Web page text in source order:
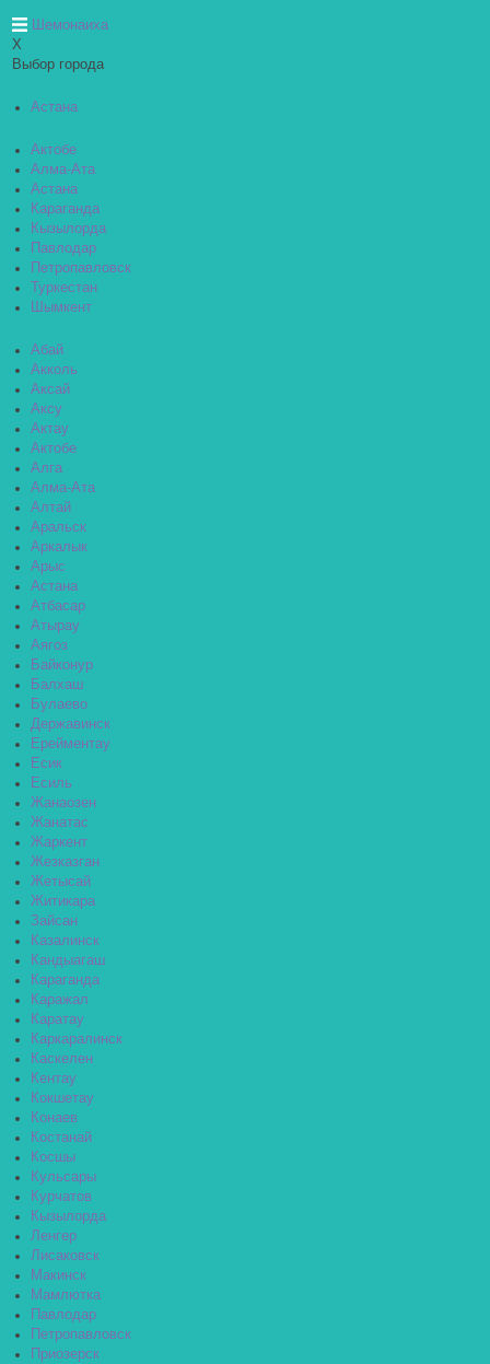
Шемонаиха
X
Выбор города
Астана
Актобе
Алма-Ата
Астана
Караганда
Кызылорда
Павлодар
Петропавловск
Туркестан
Шымкент
Абай
Акколь
Аксай
Аксу
Актау
Актобе
Алга
Алма-Ата
Алтай
Аральск
Аркалык
Арыс
Астана
Атбасар
Атырау
Аягоз
Байконур
Балхаш
Булаево
Державинск
Ерейментау
Есик
Есиль
Жанаозен
Жанатас
Жаркент
Жезказган
Жетысай
Житикара
Зайсан
Казалинск
Кандыагаш
Караганда
Каражал
Каратау
Каркаралинск
Каскелен
Кентау
Кокшетау
Конаев
Костанай
Косшы
Кульсары
Курчатов
Кызылорда
Ленгер
Лисаковск
Макинск
Мамлютка
Павлодар
Петропавловск
Приозерск